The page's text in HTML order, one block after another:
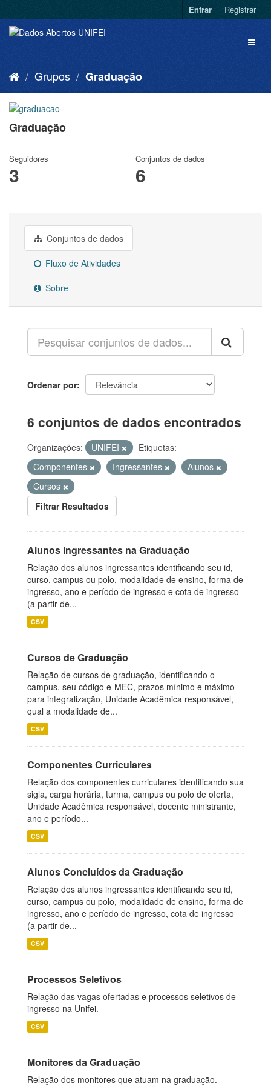
Entrar Registrar
Grupos Graduação
Graduação
Seguidores
3
Conjuntos de dados
6
Conjuntos de dados
Fluxo de Atividades
Sobre
Ordenar por
6 conjuntos de dados encontrados
Organizações: UNIFEI
Etiquetas:
Componentes
Ingressantes
Alunos
Cursos
Filtrar Resultados
Alunos Ingressantes na Graduação
Relação dos alunos ingressantes identificando seu id,
curso, campus ou polo, modalidade de ensino, forma de
ingresso, ano e período de ingresso e cota de ingresso
(a partir de...
CSV
Cursos de Graduação
Relação de cursos de graduação, identificando o
campus, seu código e-MEC, prazos mínimo e máximo
para integralização, Unidade Acadêmica responsável,
qual a modalidade de...
CSV
Componentes Curriculares
Relação dos componentes curriculares identificando sua
sigla, carga horária, turma, campus ou polo de oferta,
Unidade Acadêmica responsável, docente ministrante,
ano e período...
CSV
Alunos Concluídos da Graduação
Relação dos alunos ingressantes identificando seu id,
curso, campus ou polo, modalidade de ensino, forma de
ingresso, ano e período de ingresso, cota de ingresso
(a partir de...
CSV
Processos Seletivos
Relação das vagas ofertadas e processos seletivos de
ingresso na Unifei.
CSV
Monitores da Graduação
Relação dos monitores que atuam na graduação.